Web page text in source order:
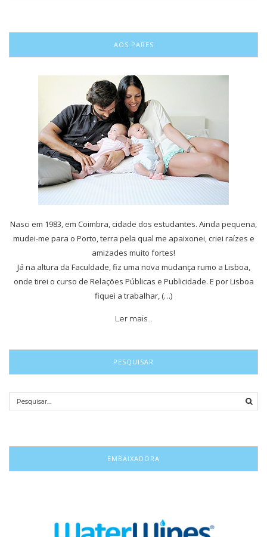
AOS PARES
Nasci em 1983, em Coimbra, cidade dos estudantes. Ainda pequena,
mudei-me para o Porto, terra pela qual me apaixonei, criei raízes e
amizades muito fortes!
Já na altura da Faculdade, fiz uma nova mudança rumo a Lisboa,
onde tirei o curso de Relações Públicas e Publicidade. E por Lisboa
fiquei a trabalhar, (…)
Ler mais…
PESQUISAR
EMBAIXADORA